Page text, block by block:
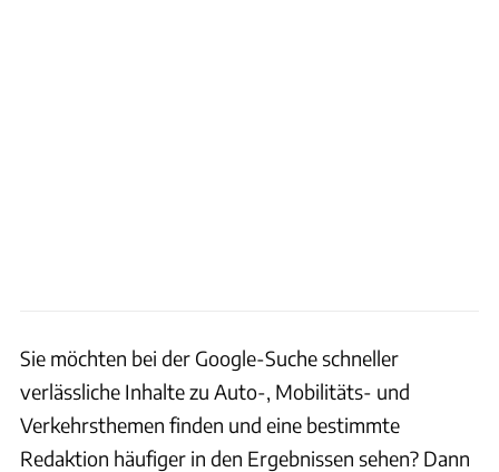
Sie möchten bei der Google-Suche schneller
verlässliche Inhalte zu Auto-, Mobilitäts- und
Verkehrsthemen finden und eine bestimmte
Redaktion häufiger in den Ergebnissen sehen? Dann